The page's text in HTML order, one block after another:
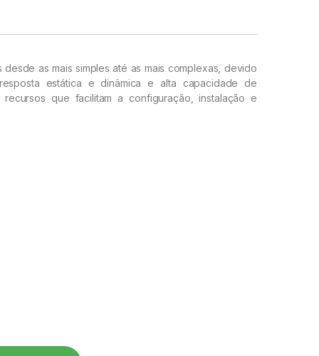
as mais simples até as mais complexas, devido
estática e dinâmica e alta capacidade de
que facilitam a configuração, instalação e